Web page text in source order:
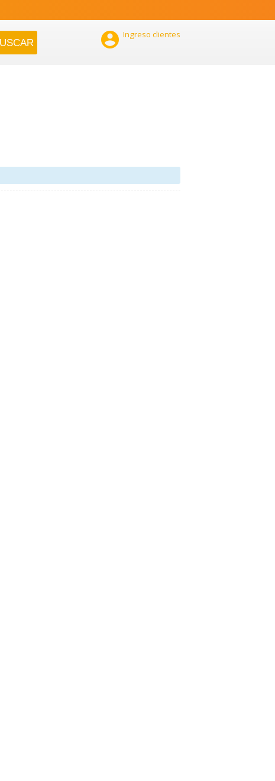
 Ingreso clientes